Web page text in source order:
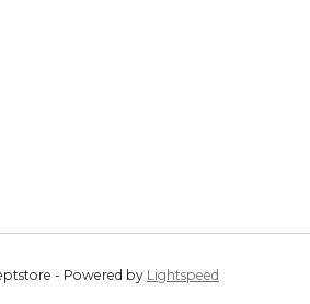
- Powered by Lightspeed